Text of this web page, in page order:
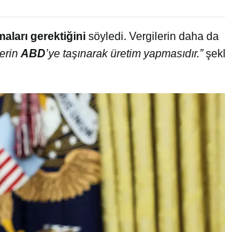
gerektiğini söyledi. Vergilerin daha da
ABD’ye taşınarak üretim yapmasıdır.”